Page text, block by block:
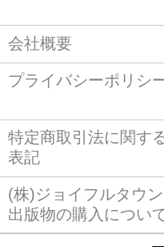
会社概要
プライバシーポリシ
特定商取引法に関す
表記
(株)ジョイフルタウン
出版物の購入につい